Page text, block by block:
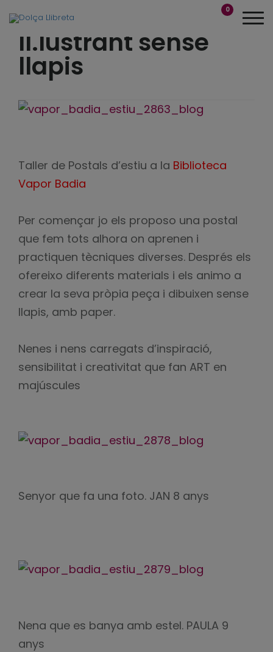
0
Il.lustrant sense
llapis
Taller de Postals d’estiu a la Biblioteca
Vapor Badia
Per començar jo els proposo una postal
que fem tots alhora on aprenen i
practiquen tècniques diverses. Després els
ofereixo diferents materials i els animo a
crear la seva pròpia peça i dibuixen sense
llapis, amb paper.
Nenes i nens carregats d’inspiració,
sensibilitat i creativitat que fan ART en
majúscules
Senyor que fa una foto. JAN 8 anys
Nena que es banya amb estel. PAULA 9
anys